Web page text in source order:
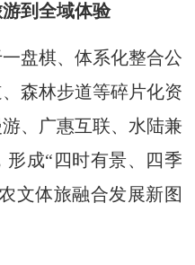
到全域体验
盘棋、体系化整合公
森林步道等碎片化资
、广惠互联、水陆兼
成“四时有景、四季
文体旅融合发展新图